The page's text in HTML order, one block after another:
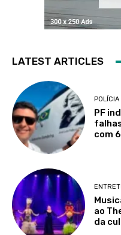
LATEST ARTICLES
POLÍCIA
PF
com
ao
da